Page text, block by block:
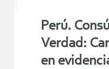
Perú.
Verdad:
en